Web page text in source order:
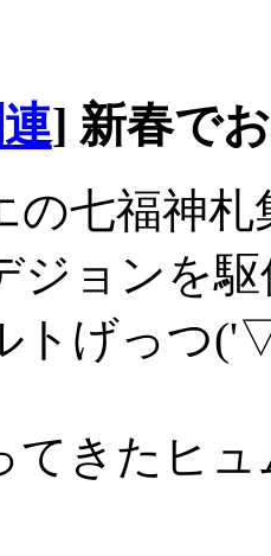
] 新春で
の七福神札
ジョンを
トげっつ
てきたヒ